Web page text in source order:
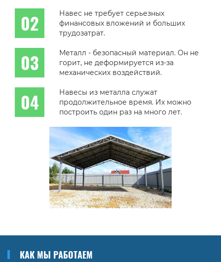
Навес не требует серьезных
финансовых вложений и больших
трудозатрат.
Металл - безопасный материал. Он не
горит, не деформируется из-за
механических воздействий.
Навесы из металла служат
продолжительное время. Их можно
построить один раз на много лет.
КАК МЫ РАБОТАЕМ